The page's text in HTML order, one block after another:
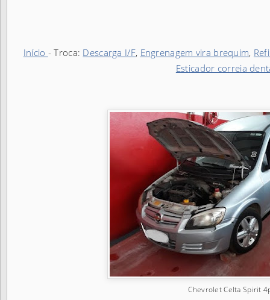
Início - Troca: Descarga I/F, Engrenagem vira brequim,
Esticador correia
Chevrolet Celta Spirit